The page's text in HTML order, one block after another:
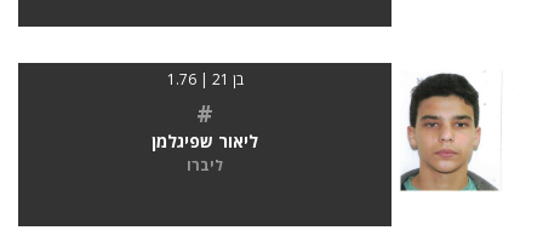
בן 21 | 1.76
#
ליאור שפיגלמן
ליברו